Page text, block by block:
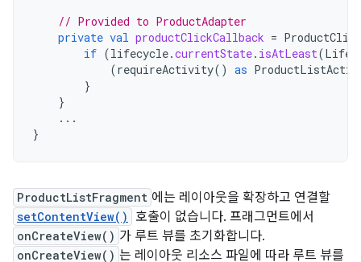
// Provided to ProductAdapter
private val productClickCallback =
if (lifecycle.currentState. isAtLeast(
(requireActivity() as
}
}
...
}
ProductListFragment 에는 레이아웃을 확장하고 연결할
setContentView() 호출이 없습니다. 프래그먼트에서
onCreateView() 가 루트 뷰를 초기화합니다.
onCreateView() 는 레이아웃 리소스 파일에 따라 루트 뷰를